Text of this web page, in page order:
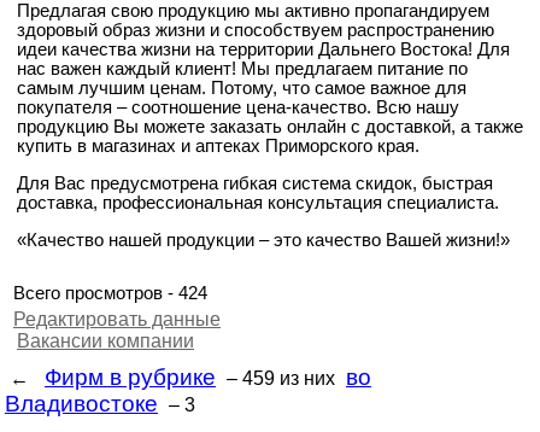
Предлагая свою продукцию мы активно пропагандируем
здоровый образ жизни и способствуем распространению
идеи качества жизни на территории Дальнего Востока! Для
нас важен каждый клиент! Мы предлагаем питание по
самым лучшим ценам. Потому, что самое важное для
покупателя – соотношение цена-качество. Всю нашу
продукцию Вы можете заказать онлайн с доставкой, а также
купить в магазинах и аптеках Приморского края.
Для Вас предусмотрена гибкая система скидок, быстрая
доставка, профессиональная консультация специалиста.
«Качество нашей продукции – это качество Вашей жизни!»
Всего просмотров - 424
Редактировать данные
Вакансии компании
←
Фирм в рубрике – 459 из них во
Владивостоке – 3